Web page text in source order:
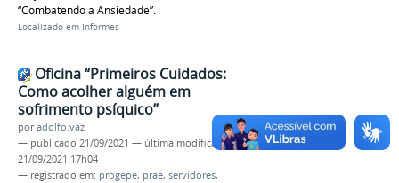
“Combatendo a Ansiedade”.
Localizado em Informes
Oficina “Primeiros Cuidados:
Como acolher alguém em
sofrimento psíquico”
poradolfo.vaz
— publicado 21/09/2021 — última modificação
21/09/2021 17h04
— registrado em: progepe, prae, servidores,